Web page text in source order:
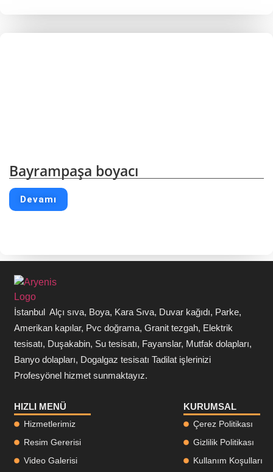
Bayrampaşa boyacı
Devamı
İstanbul Alçı sıva, Boya, Kara Sıva, Duvar kağıdı, Parke,
Amerikan kapılar, Pvc doğrama, Granit tezgah, Elektrik
tesisatı, Duşakabin, Su tesisatı, Fayanslar, Mutfak dolapları,
Banyo dolapları, Dogalgaz tesisatı Tadilat işlerinizi
Profesyönel hizmet sunmaktayız.
HIZLI MENÜ
Hizmetlerimiz
Resim Gererisi
Video Galerisi
KURUMSAL
Çerez Politikası
Gizlilik Politikası
Kullanım Koşulları